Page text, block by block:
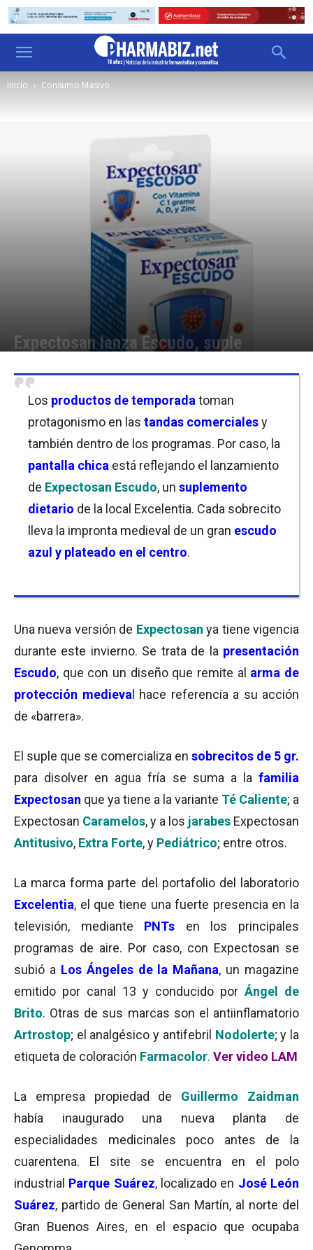
Inicio Consumo Masivo
Expectosan lanza Escudo, suple
Los productos de temporada toman
protagonismo en las tandas comercialesy
también dentro de los programas. Por caso, la
pantalla chica está reflejando el lanzamiento
de Expectosan Escudo, un suplemento
dietario de la local Excelentia. Cada sobrecito
lleva la impronta medieval de un gran escudo
azul y plateado en el centro.
Una nueva versión de Expectosan ya tiene vigencia
durante este invierno. Se trata de la presentación
Escudo, que con un diseño que remite al arma de
protección medieva l hace referencia a su acción
de «barrera».
El suple que se comercializa en sobrecitos de 5 gr.
para disolver en agua fría se suma a la familia
Expectosan que ya tiene a la variante Té Caliente; a
Expectosan Caramelos, y a los jarabes Expectosan
Antitusivo, Extra Forte, y Pediátrico; entre otros.
La marca forma parte del portafolio del laboratorio
Excelentia, el que tiene una fuerte presencia en la
televisión, mediante PNTs
en los principales
programas de aire. Por caso, con Expectosan se
subió a Los Ángeles de la Mañana, un magazine
emitido por canal 13 y conducido por Ángel de
Brito. Otras de sus marcas son el antiinflamatorio
Artrostop; el analgésico y antifebril Nodolerte; y la
etiqueta de coloración Farmacolor. Ver video LAM
La empresa propiedad de Guillermo Zaidman
había inaugurado una nueva planta de
especialidades medicinales poco antes de la
cuarentena. El site se encuentra en el polo
industrial Parque Suárez, localizado en José León
Suárez, partido de General San Martín, al norte del
Gran Buenos Aires, en el espacio que ocupaba